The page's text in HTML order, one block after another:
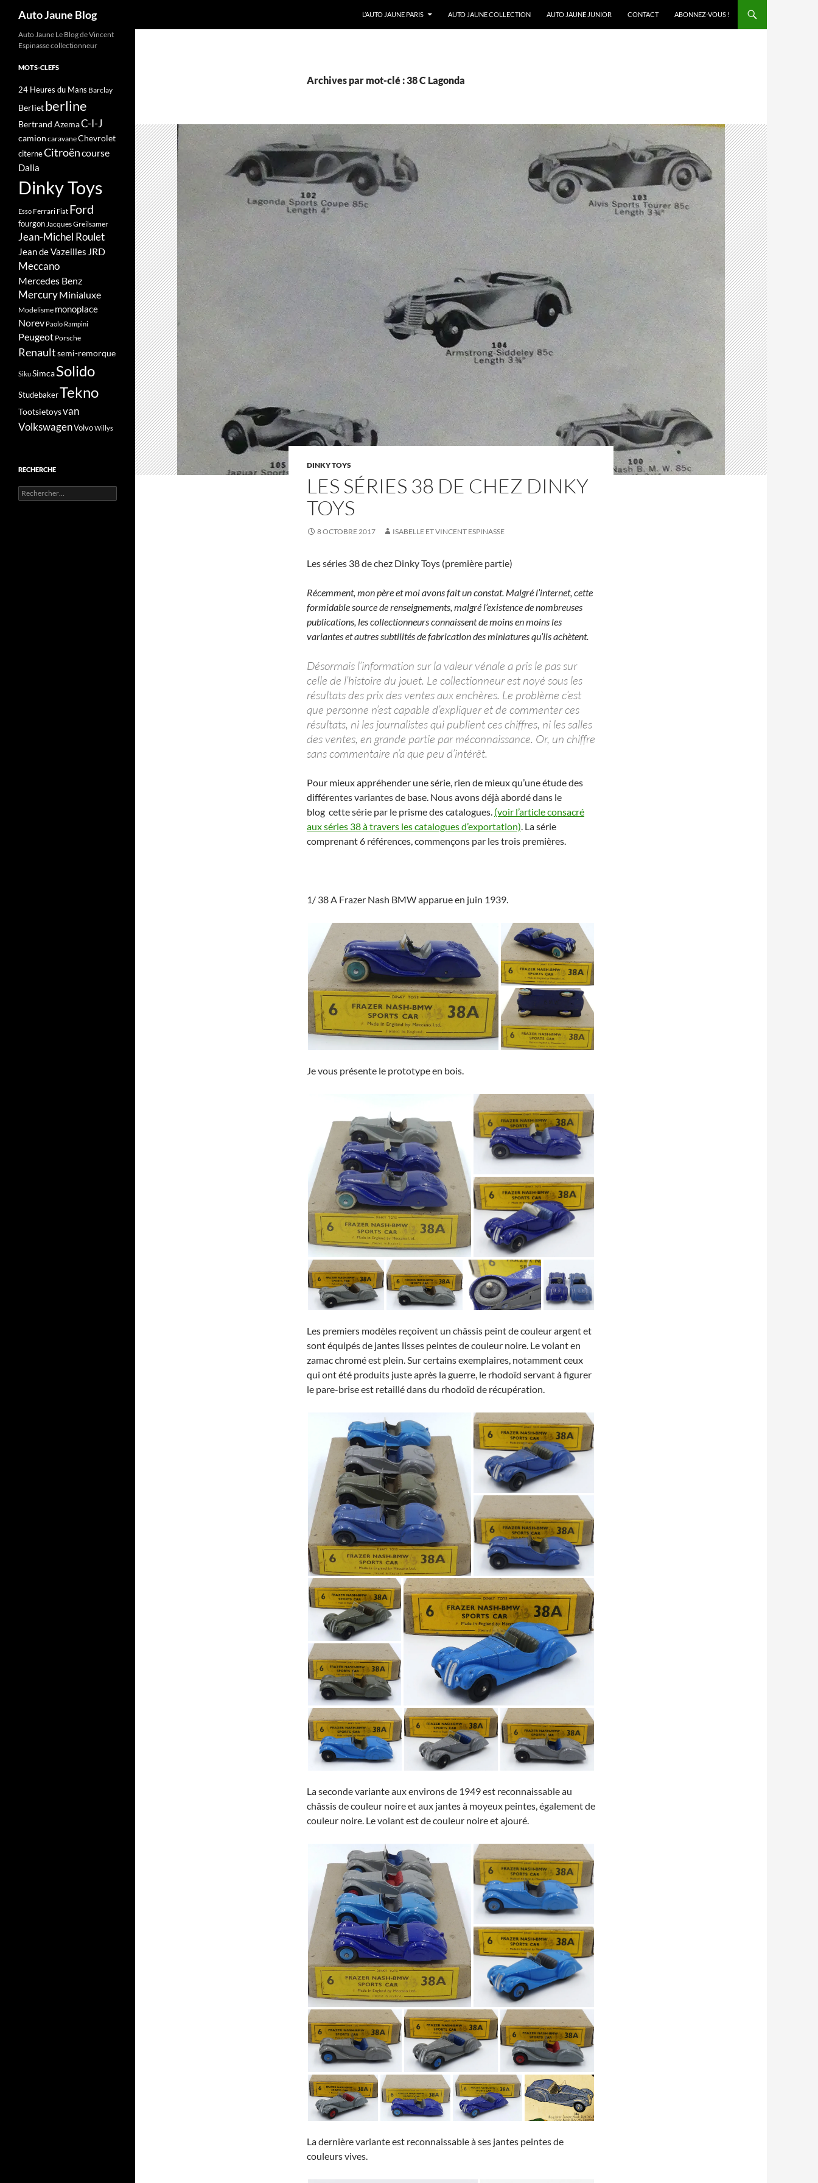
Auto Jaune Blog
L’AUTO JAUNE PARIS
AUTO JAUNE COLLECTION AUTO JAUNE JUNIOR CONTACT ABONNEZ-VOUS !
Archives par mot-clé : 38 C Lagonda
DINKY TOYS
LES SÉRIES 38 DE CHEZ DINKY
TOYS
8 OCTOBRE 2017 ISABELLE ET VINCENT ESPINASSE
Les séries 38 de chez Dinky Toys (première partie)
Récemment, mon père et moi avons fait un constat. Malgré l’internet, cette
formidable source de renseignements, malgré l’existence de nombreuses
publications, les collectionneurs connaissent de moins en moins les
variantes et autres subtilités de fabrication des miniatures qu’ils achètent.
Désormais l’information sur la valeur vénale a pris le pas sur
celle de l’histoire du jouet. Le collectionneur est noyé sous les
résultats des prix des ventes aux enchères. Le problème c’est
que personne n’est capable d’expliquer et de commenter ces
résultats, ni les journalistes qui publient ces chiffres, ni les salles
des ventes, en grande partie par méconnaissance. Or, un chiffre
sans commentaire n’a que peu d’intérêt.
Pour mieux appréhender une série, rien de mieux qu’une étude des
différentes variantes de base. Nous avons déjà abordé dans le
blog cette série par le prisme des catalogues. (voir l’article consacré
aux séries 38 à travers les catalogues d’exportation). La série
comprenant 6 références, commençons par les trois premières.
1/ 38 A Frazer Nash BMW apparue en juin 1939.
Je vous présente le prototype en bois.
Les premiers modèles reçoivent un châssis peint de couleur argent et
sont équipés de jantes lisses peintes de couleur noire. Le volant en
zamac chromé est plein. Sur certains exemplaires, notamment ceux
qui ont été produits juste après la guerre, le rhodoïd servant à figurer
le pare-brise est retaillé dans du rhodoïd de récupération.
La seconde variante aux environs de 1949 est reconnaissable au
châssis de couleur noire et aux jantes à moyeux peintes, également de
couleur noire. Le volant est de couleur noire et ajouré.
La dernière variante est reconnaissable à ses jantes peintes de
couleurs vives.
Auto Jaune Le Blog de Vincent
Espinasse collectionneur
MOTS-CLEFS
24 Heures du Mans Barclay
Berlietberline
Bertrand AzemaC-I-J
camion caravaneChevrolet
citerneCitroëncourse
Dalia
Dinky Toys
Esso Ferrari Fiat Ford
fourgonJacques Greilsamer
Jean-Michel Roulet
Jean de Vazeilles JRD
Meccano
Mercedes Benz
MercuryMinialuxe
Modelisme monoplace
Norev Paolo Rampini
Peugeot Porsche
Renaultsemi-remorque
SikuSimcaSolido
StudebakerTekno
Tootsietoysvan
VolkswagenVolvoWillys
RECHERCHE
Rechercher :